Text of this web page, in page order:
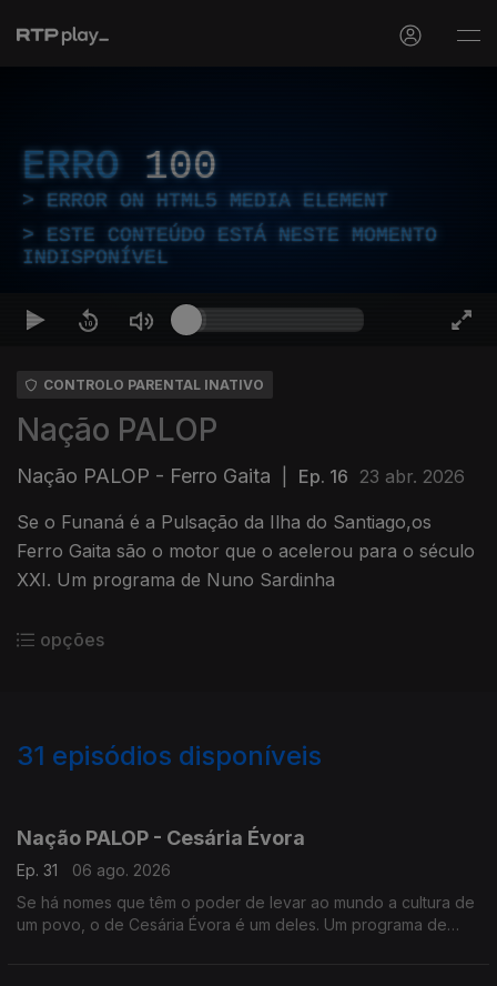
ERRO 100
ERROR ON HTML5 MEDIA ELEMENT
ESTE CONTEÚDO ESTÁ NESTE MOMENTO
INDISPONÍVEL
CONTROLO PARENTAL INATIVO
Nação PALOP
Nação PALOP - Ferro Gaita Ep. 16 23 abr. 2026
Se o Funaná é a Pulsação da Ilha do Santiago,os
Ferro Gaita são o motor que o acelerou para o século
XXI. Um programa de Nuno Sardinha
opções
31 episódios disponíveis
Nação PALOP - Cesária Évora
Ep. 31
06 ago. 2026
Se há nomes que têm o poder de levar ao mundo a cultura de
um povo, o de Cesária Évora é um deles. Um programa de